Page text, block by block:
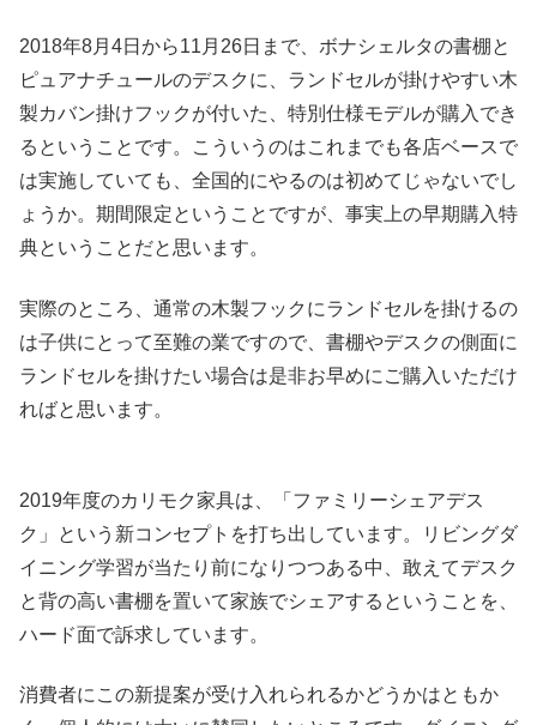
2018年8月4日から11月26日まで、ボナシェルタの書棚と
ピュアナチュールのデスクに、ランドセルが掛けやすい木
製カバン掛けフックが付いた、特別仕様モデルが購入でき
るということです。こういうのはこれまでも各店ベースで
は実施していても、全国的にやるのは初めてじゃないでし
ょうか。期間限定ということですが、事実上の早期購入特
典ということだと思います。
実際のところ、通常の木製フックにランドセルを掛けるの
は子供にとって至難の業ですので、書棚やデスクの側面に
ランドセルを掛けたい場合は是非お早めにご購入いただけ
ればと思います。
2019年度のカリモク家具は、「ファミリーシェアデス
ク」という新コンセプトを打ち出しています。リビングダ
イニング学習が当たり前になりつつある中、敢えてデスク
と背の高い書棚を置いて家族でシェアするということを、
ハード面で訴求しています。
消費者にこの新提案が受け入れられるかどうかはともか